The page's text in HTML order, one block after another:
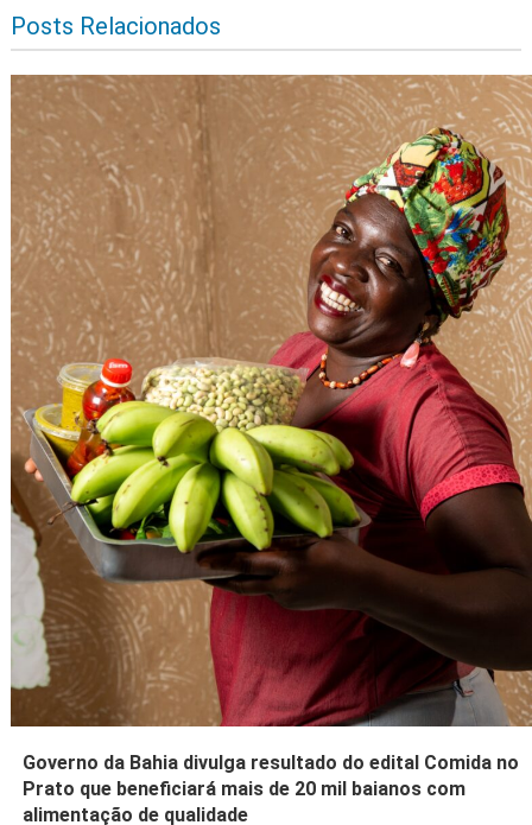
Posts Relacionados
Governo da Bahia divulga resultado do edital Comida no
Prato que beneficiará mais de 20 mil baianos com
alimentação de qualidade